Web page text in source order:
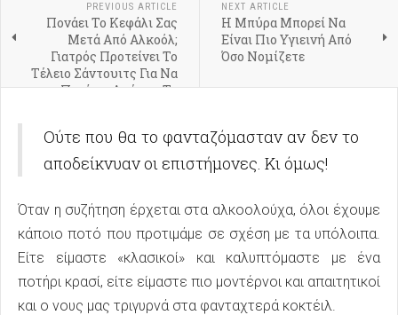
PREVIOUS ARTICLE
Πονάει Το Κεφάλι Σας
Μετά Από Αλκοόλ;
Γιατρός Προτείνει Το
Τέλειο Σάντουιτς Για Να
Περάσει Αμέσως Το
NEXT ARTICLE
Η Μπύρα Μπορεί Να
Είναι Πιο Υγιεινή Από
Όσο Νομίζετε
Ούτε που θα το φανταζόμασταν αν δεν το
αποδείκνυαν οι επιστήμονες. Κι όμως!
Όταν η συζήτηση έρχεται στα αλκοολούχα, όλοι έχουμε
κάποιο ποτό που προτιμάμε σε σχέση με τα υπόλοιπα.
Είτε είμαστε «κλασικοί» και καλυπτόμαστε με ένα
ποτήρι κρασί, είτε είμαστε πιο μοντέρνοι και απαιτητικοί
και ο νους μας τριγυρνά στα φανταχτερά κοκτέιλ.